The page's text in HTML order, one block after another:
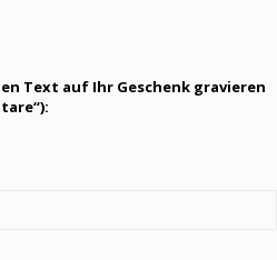
Text auf Ihr Geschenk gravieren